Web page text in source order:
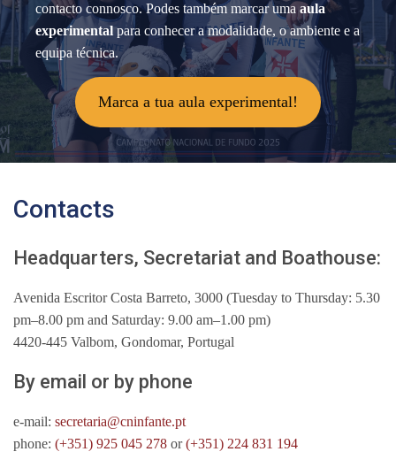
contacto connosco. Podes também marcar umaaula
experimentalpara conhecer a modalidade, o ambiente e a
equipa técnica.
Marca a tua aula experimental!
Contacts
Headquarters, Secretariat and Boathouse:
Avenida Escritor Costa Barreto, 3000 (Tuesday to Thursday: 5.30
pm–8.00 pm and Saturday: 9.00 am–1.00 pm)
4420-445 Valbom, Gondomar, Portugal
By email or by phone
e-mail: secretaria@cninfante.pt
phone: (+351) 925 045 278 or(+351) 224 831 194